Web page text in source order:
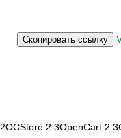
Скопировать ссылку
OCStore 2.3OpenCart 2.3